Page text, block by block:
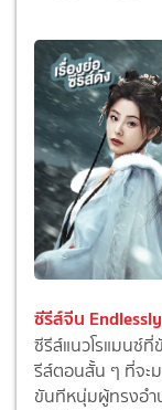
ซีรีส์จีน
ซีรีส์แนวโรแมนซ์
รีส์ตอนสั้น ๆ ที่จะ
ขันทีหนุ่มผู้ทรงอำ